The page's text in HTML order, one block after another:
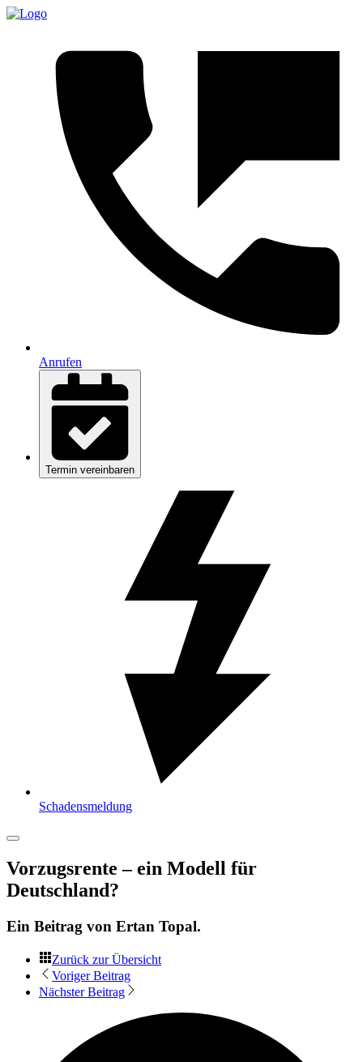
Anrufen
Termin vereinbaren
Schadensmeldung
Vorzugsrente – ein Modell für
Deutschland?
Ein Beitrag von Ertan Topal.
Zurück zur Übersicht
Voriger Beitrag
Nächster Beitrag